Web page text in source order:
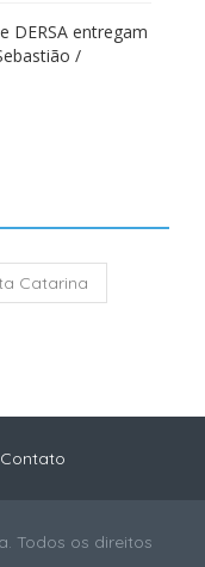
DERSA entregam
/
Catarina
Contato
Todos os direitos